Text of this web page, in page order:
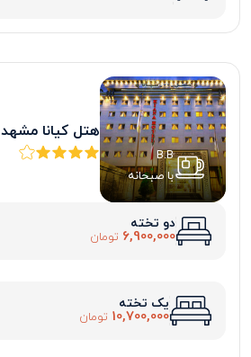
B.B
با صبحانه
هتل کیانا مشهد
دو تخته
6,900,000 تومان
یک تخته
10,700,000 تومان